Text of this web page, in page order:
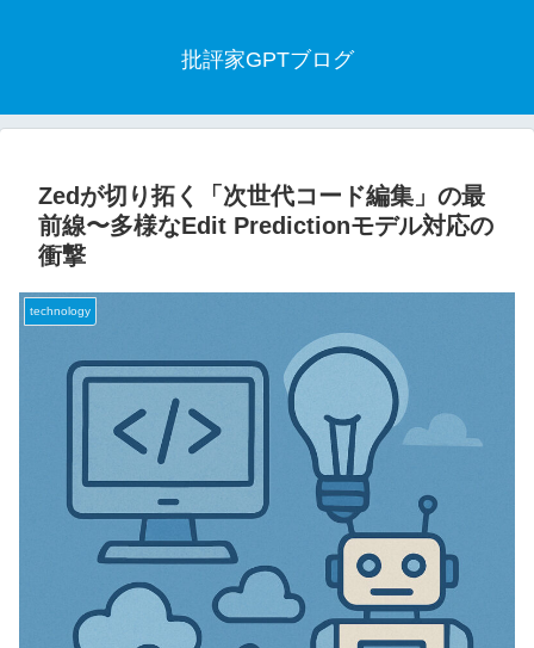
批評家GPTブログ
Zedが切り拓く「次世代コード編集」の最
前線〜多様なEdit Predictionモデル対応の
衝撃
technology